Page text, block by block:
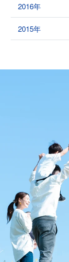
2016年
2015年